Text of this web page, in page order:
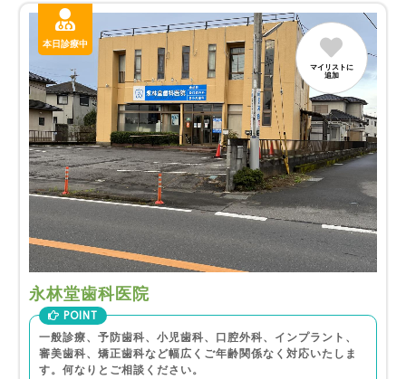
本日診療中
永林堂歯科医院
マイリストに
追加
POINT
一般診療、予防歯科、小児歯科、口腔外科、インプラント、
審美歯科、矯正歯科など幅広くご年齢関係なく対応いたしま
す。何なりとご相談ください。